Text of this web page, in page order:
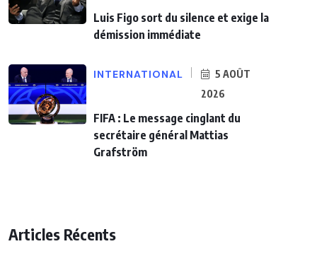
Luis Figo sort du silence et exige la
démission immédiate
INTERNATIONAL
5 AOÛT
2026
FIFA : Le message cinglant du
secrétaire général Mattias
Grafström
Articles Récents